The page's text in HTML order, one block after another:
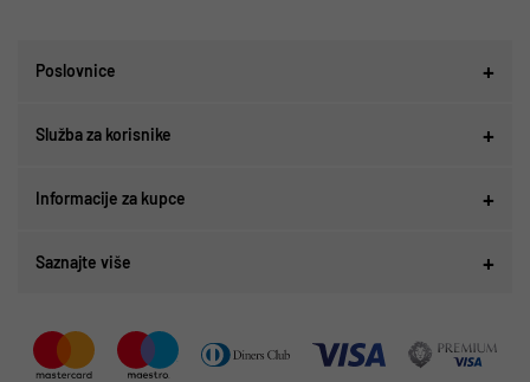
Poslovnice
Služba za korisnike
Informacije za kupce
Saznajte više